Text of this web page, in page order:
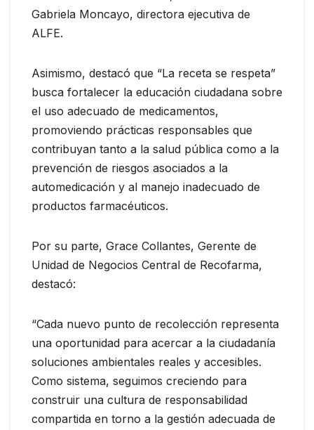
Gabriela Moncayo, directora ejecutiva de
ALFE.
Asimismo, destacó que “La receta se respeta”
busca fortalecer la educación ciudadana sobre
el uso adecuado de medicamentos,
promoviendo prácticas responsables que
contribuyan tanto a la salud pública como a la
prevención de riesgos asociados a la
automedicación y al manejo inadecuado de
productos farmacéuticos.
Por su parte, Grace Collantes, Gerente de
Unidad de Negocios Central de Recofarma,
destacó:
“Cada nuevo punto de recolección representa
una oportunidad para acercar a la ciudadanía
soluciones ambientales reales y accesibles.
Como sistema, seguimos creciendo para
construir una cultura de responsabilidad
compartida en torno a la gestión adecuada de